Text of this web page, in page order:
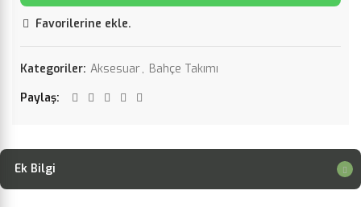
Favorilerine ekle.
Kategoriler: Aksesuar, Bahçe Takımı
Paylaş
Ek Bilgi